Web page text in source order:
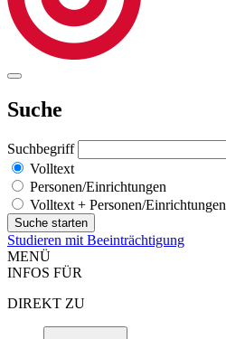
Suche
Suchbegriff
Volltext
Personen/Einrichtungen
Volltext + Personen/Einrichtungen
Studieren mit Beeinträchtigung
MENÜ
INFOS FÜR
DIREKT ZU